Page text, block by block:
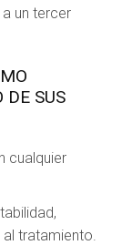
un tercer
DE SUS
cualquier
tratamiento.